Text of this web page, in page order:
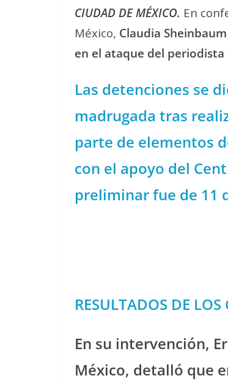
CIUDAD DE MÉXICO. En
México, Claudia
en el ataque del periodista
Las detenciones se
madrugada tras
parte de elementos
con el apoyo del
preliminar fue de 11
RESULTADOS DE LOS
En su intervención,
México, detalló que